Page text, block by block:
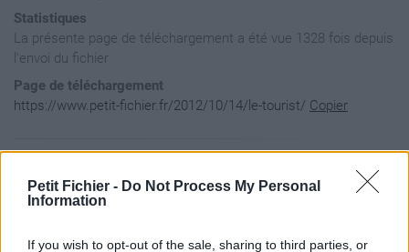
Petit Fichier - Do Not Process My Personal
Information
If you wish to opt-out of the sale, sharing to third parties, or
Statistiques
La présente page de téléchargement a été vue 1328 fois depuis
l'envoi du fichier
Page de téléchargement
https://www.petit-fichier.fr/2012/10/14/le-tourist/ Copier